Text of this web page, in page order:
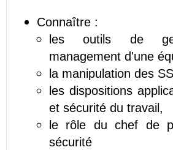
Connaître :
les outils de
management d'une
la manipulation des
les dispositions
et sécurité du travail,
le rôle du chef de
sécurité